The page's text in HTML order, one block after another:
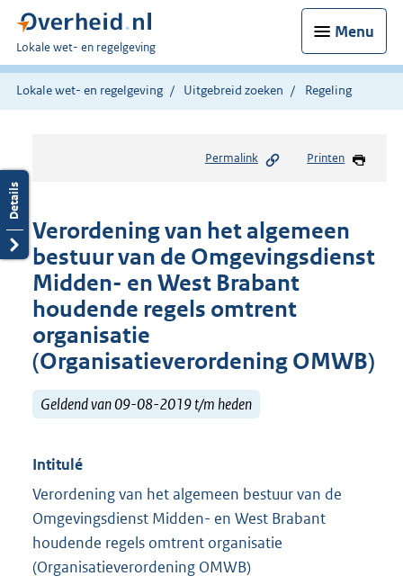
Menu
U
bent
hier:
Lokale wet- en regelgeving
Lokale wet- en regelgeving Uitgebreid zoeken Regeling
Permalink Printen
Verordening van het algemeen
bestuur van de Omgevingsdienst
Midden- en West Brabant
houdende regels omtrent
organisatie
(Organisatieverordening OMWB)
Geldend van 09-08-2019 t/m heden
Intitulé
Verordening van het algemeen bestuur van de
Omgevingsdienst Midden- en West Brabant
houdende regels omtrent organisatie
(Organisatieverordening OMWB)